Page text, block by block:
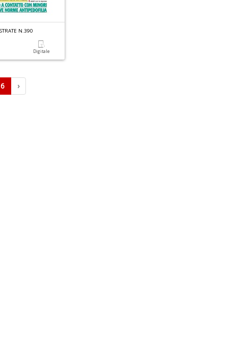
N.390
Digitale
6 ›